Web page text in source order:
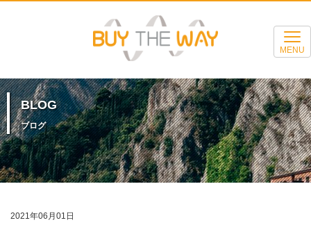
MENU
BLOG
ブログ
2021年06月01日